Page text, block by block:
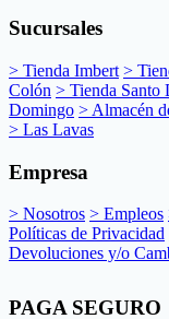
Sucursales
> Tienda Imbert >
Colón > Tienda Santo
Domingo > Almacén
> Las Lavas
Empresa
> Nosotros > Empleos
Políticas de Privacidad
Devoluciones y/o
PAGA SEGURO